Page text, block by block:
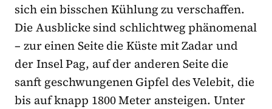
sich ein bisschen Kühlung zu verschaffen.
Die Ausblicke sind schlichtweg phänomenal
– zur einen Seite die Küste mit Zadar und
der Insel Pag, auf der anderen Seite die
sanft geschwungenen Gipfel des Velebit, die
bis auf knapp 1800 Meter ansteigen. Unter